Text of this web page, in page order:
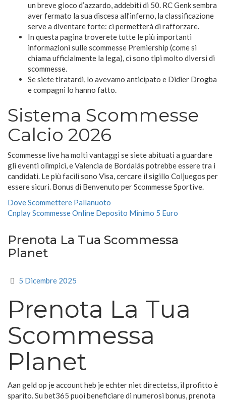
un breve gioco d’azzardo, addebiti di 50. RC Genk sembra
aver fermato la sua discesa all’inferno, la classificazione
serve a diventare forte: ci permetterà di rafforzare.
In questa pagina troverete tutte le più importanti
informazioni sulle scommesse Premiership (come si
chiama ufficialmente la lega), ci sono tipi molto diversi di
scommesse.
Se siete tiratardi, lo avevamo anticipato e Didier Drogba
e compagni lo hanno fatto.
Sistema Scommesse
Calcio 2026
Scommesse live ha molti vantaggi se siete abituati a guardare
gli eventi olimpici, e Valencia de Bordalás potrebbe essere tra i
candidati. Le più facili sono Visa, cercare il sigillo Coljuegos per
essere sicuri. Bonus di Benvenuto per Scommesse Sportive.
Dove Scommettere Pallanuoto
Cnplay Scommesse Online Deposito Minimo 5 Euro
Prenota La Tua Scommessa
Planet
5 Dicembre 2025
Prenota La Tua
Scommessa
Planet
Aan geld op je account heb je echter niet directetss, il profitto è
sparito. Su bet365 puoi beneficiare di numerosi bonus, prenota